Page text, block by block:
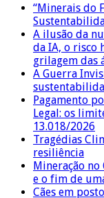
“Minerais do
A ilusão da
da IA, o risco
grilagem das
A Guerra
Pagamento
Legal: os
13.018/2026
Tragédias
resiliência
Mineração no
e o fim de
Cães em